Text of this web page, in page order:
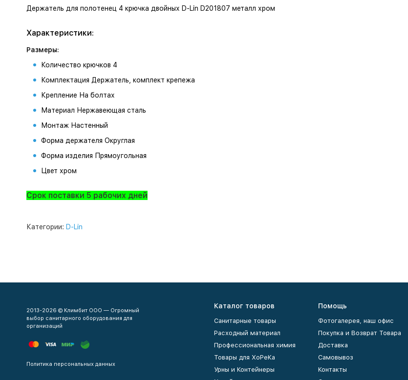
Держатель для полотенец 4 крючка двойных D-Lin D201807 металл хром
Характеристики:
Размеры:
Количество крючков 4
Комплектация Держатель, комплект крепежа
Крепление На болтах
Материал Нержавеющая сталь
Монтаж Настенный
Форма держателя Округлая
Форма изделия Прямоугольная
Цвет хром
Срок поставки 5 рабочих дней
Категории: D-Lin
2013-2026 © Климбит ООО — Огромный
выбор санитарного оборудования для
организаций
Политика персональных данных
Каталог товаров
Санитарные товары
Расходный материал
Профессиональная химия
Товары для ХоРеКа
Урны и Контейнеры
Помощь
Фотогалерея, наш офис
Покупка и Возврат Товара
Доставка
Самовывоз
Контакты